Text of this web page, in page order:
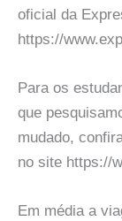
oficial da
https://
Para os
que
mudado,
no site https://
Em média a